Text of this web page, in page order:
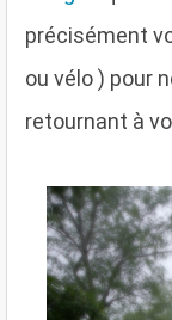
précisément
ou vélo ) pour
retournant à